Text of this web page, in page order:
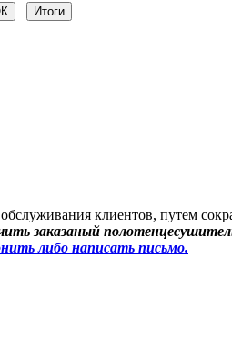
клиентов, путем
заказаный
либо написать письмо.